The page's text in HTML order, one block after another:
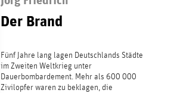
Der Brand
Fünf Jahre lang lagen Deutschlands Städte
im Zweiten Weltkrieg unter
Dauerbombardement. Mehr als 600 000
Zivilopfer waren zu beklagen, die